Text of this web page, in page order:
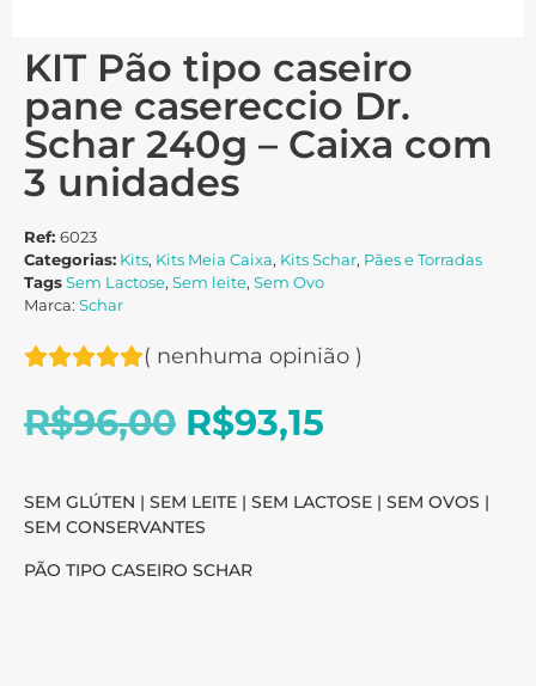
KIT Pão tipo caseiro
pane casereccio Dr.
Schar 240g – Caixa com
3 unidades
Ref: 6023
Categorias: Kits, Kits Meia Caixa, Kits Schar, Pães e Torradas
TagsSem Lactose, Sem leite, Sem Ovo
Marca: Schar
( nenhuma opinião )
R$96,00 R$93,15
SEM GLÚTEN | SEM LEITE | SEM LACTOSE | SEM OVOS |
SEM CONSERVANTES
PÃO TIPO CASEIRO SCHAR